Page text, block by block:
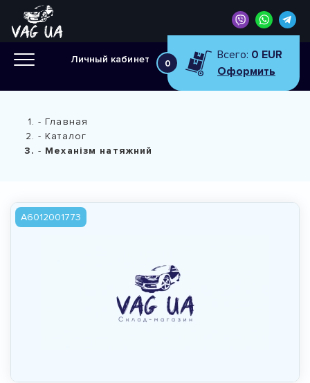
Личный кабинет 0
Всего: 0 EUR
Оформить
Главная
Каталог
Механізм натяжний
A6012001773